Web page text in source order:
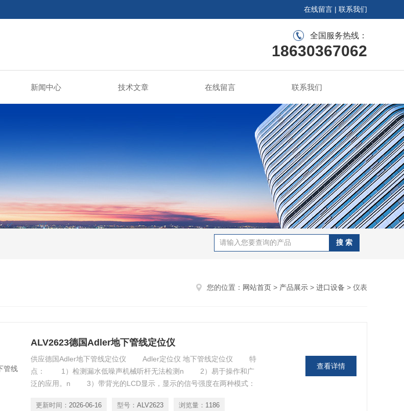
在线留言 | 联系我们
全国服务热线：
18630367062
新闻中心 技术文章 在线留言 联系我们
您的位置： 网站首页 > 产品展示 > 进口设备 > 仪表
ALV2623德国Adler地下管线定位仪
供应德国Adler地下管线定位仪 Adler定位仪 地下管线定位仪 特
点： 1）检测漏水低噪声机械听杆无法检测n 2）易于操作和广
泛的应用。n 3）带背光的LCD显示，显示的信号强度在两种模式：
噪音，使在不同地点的n 5）体积小，重量n比较 6）水泄漏检测
更新时间： 2026-06-16 型号： ALV2623 浏览量： 1186
查看详情